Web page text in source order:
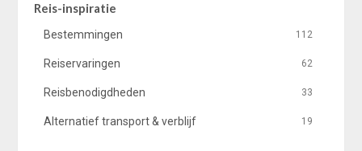
Reis-inspiratie
112
Bestemmingen
62
Reiservaringen
33
Reisbenodigdheden
19
Alternatief transport & verblijf